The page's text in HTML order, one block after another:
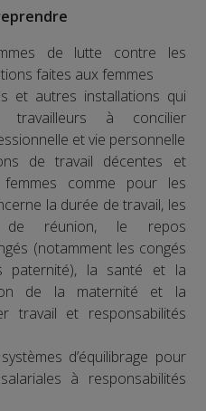
de lutte contre les
faites aux femmes
et autres installations qui
à concilier
et vie personnelle
de travail décentes et
comme pour les
la durée de travail, les
réunion, le repos
(notamment les congés
paternité), la santé et la
de la maternité et la
travail et responsabilités
d’équilibrage pour
à responsabilités